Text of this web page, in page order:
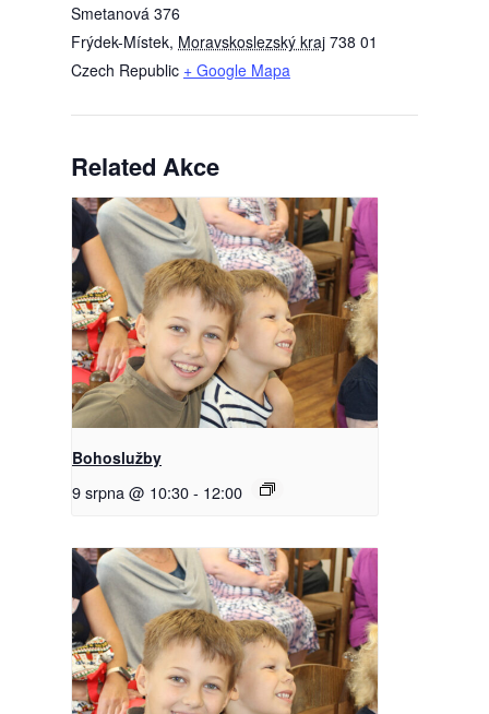
Smetanová 376
Frýdek-Místek, Moravskoslezský kraj 738 01
Czech Republic + Google Mapa
Related Akce
Bohoslužby
9 srpna @ 10:30- 12:00